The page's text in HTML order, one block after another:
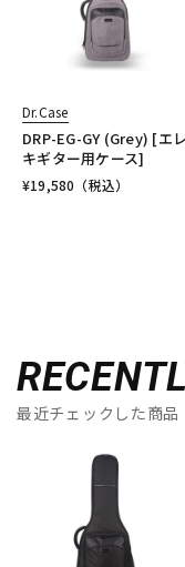
Dr.Case
DRP-EG-GY (Grey) [エレ
キギター用ケース]
¥19,580 （税込）
最近チェックした商品